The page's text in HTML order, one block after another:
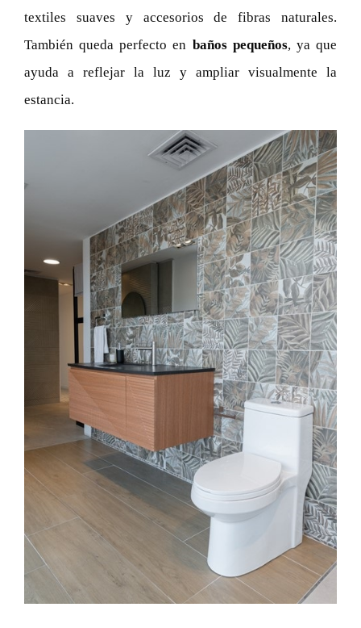
textiles suaves y accesorios de fibras naturales.
También queda perfecto en baños pequeños, ya que
ayuda a reflejar la luz y ampliar visualmente la
estancia.